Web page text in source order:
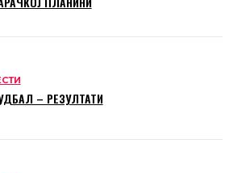
– РЕЗУЛТАТИ